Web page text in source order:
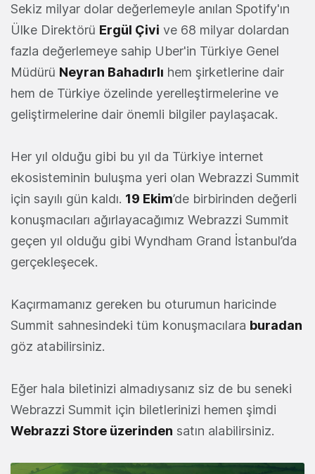
Sekiz milyar dolar değerlemeyle anılan Spotify'ın
Ülke Direktörü Ergül Çivi ve 68 milyar dolardan
fazla değerlemeye sahip Uber'in Türkiye Genel
Müdürü Neyran Bahadırlı hem şirketlerine dair
hem de Türkiye özelinde yerelleştirmelerine ve
geliştirmelerine dair önemli bilgiler paylaşacak.
Her yıl olduğu gibi bu yıl da Türkiye internet
ekosisteminin buluşma yeri olan Webrazzi Summit
için sayılı gün kaldı. 19 Ekim’de birbirinden değerli
konuşmacıları ağırlayacağımız Webrazzi Summit
geçen yıl olduğu gibi Wyndham Grand İstanbul’da
gerçekleşecek.
Kaçırmamanız gereken bu oturumun haricinde
Summit sahnesindeki tüm konuşmacılara buradan
göz atabilirsiniz.
Eğer hala biletinizi almadıysanız siz de bu seneki
Webrazzi Summit için biletlerinizi hemen şimdi
Webrazzi Store üzerinden satın alabilirsiniz.